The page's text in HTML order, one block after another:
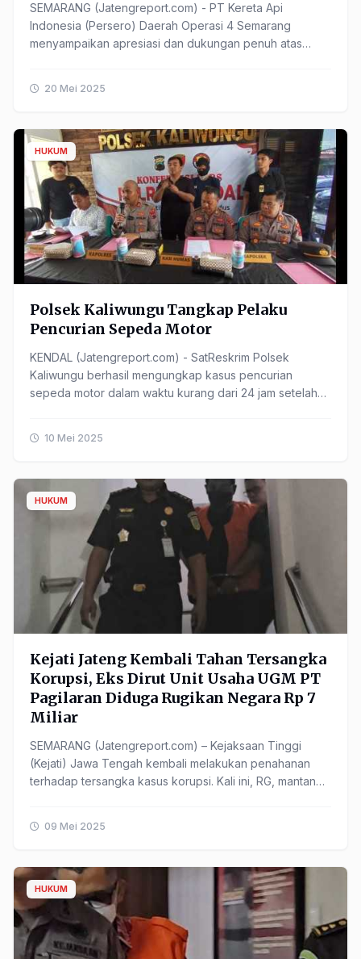
SEMARANG (Jatengreport.com) - PT Kereta Api
Indonesia (Persero) Daerah Operasi 4 Semarang
menyampaikan apresiasi dan dukungan penuh atas
20 Mei 2025
HUKUM
Polsek Kaliwungu Tangkap Pelaku
Pencurian Sepeda Motor
KENDAL (Jatengreport.com) - SatReskrim Polsek
Kaliwungu berhasil mengungkap kasus pencurian
sepeda motor dalam waktu kurang dari 24 jam setelah
10 Mei 2025
HUKUM
Kejati Jateng Kembali Tahan Tersangka
Korupsi, Eks Dirut Unit Usaha UGM PT
Pagilaran Diduga Rugikan Negara Rp 7
Miliar
SEMARANG (Jatengreport.com) – Kejaksaan Tinggi
(Kejati) Jawa Tengah kembali melakukan penahanan
terhadap tersangka kasus korupsi. Kali ini, RG, mantan
09 Mei 2025
HUKUM